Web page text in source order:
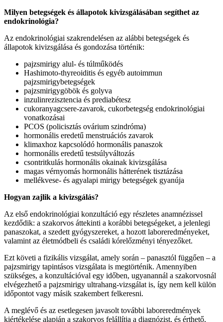
Milyen betegségek és állapotok kivizsgálásában segíthet az
endokrinológia?
Az endokrinológiai szakrendelésen az alábbi betegségek és
állapotok kivizsgálása és gondozása történik:
pajzsmirigy alul- és túlműködés
Hashimoto-thyreoiditis és egyéb autoimmun
pajzsmirigybetegségek
pajzsmirigygöbök és golyva
inzulinrezisztencia és prediabétesz
cukoranyagcsere-zavarok, cukorbetegség endokrinológiai
vonatkozásai
PCOS (policisztás ovárium szindróma)
hormonális eredetű menstruációs zavarok
klimaxhoz kapcsolódó hormonális panaszok
hormonális eredetű testsúlyváltozás
csontritkulás hormonális okainak kivizsgálása
magas vérnyomás hormonális hátterének tisztázása
mellékvese- és agyalapi mirigy betegségek gyanúja
Hogyan zajlik a kivizsgálás?
Az első endokrinológiai konzultáció egy részletes anamnézissel
kezdődik: a szakorvos áttekinti a korábbi betegségeket, a jelenlegi
panaszokat, a szedett gyógyszereket, a hozott laboreredményeket,
valamint az életmódbeli és családi kórelőzményi tényezőket.
Ezt követi a fizikális vizsgálat, amely során – panasztól függően – a
pajzsmirigy tapintásos vizsgálata is megtörténik. Amennyiben
szükséges, a konzultációval egy időben, ugyanannál a szakorvosnál
elvégezhető a pajzsmirigy ultrahang-vizsgálat is, így nem kell külön
időpontot vagy másik szakembert felkeresni.
A meglévő és az esetlegesen javasolt további laboreredmények
kiértékelése alapján a szakorvos felállítja a diagnózist, és érthető,